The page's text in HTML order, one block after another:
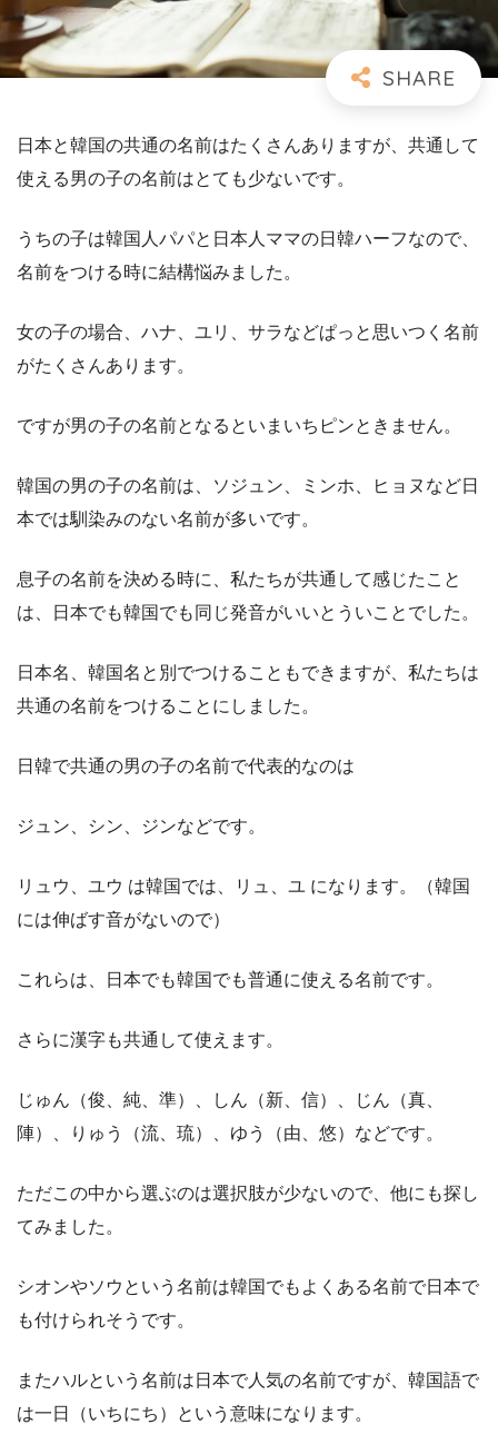
日本と韓国の共通の名前はたくさんありますが、共通して
使える男の子の名前はとても少ないです。
うちの子は韓国人パパと日本人ママの日韓ハーフなので、
名前をつける時に結構悩みました。
女の子の場合、ハナ、ユリ、サラなどぱっと思いつく名前
がたくさんあります。
ですが男の子の名前となるといまいちピンときません。
韓国の男の子の名前は、ソジュン、ミンホ、ヒョヌなど日
本では馴染みのない名前が多いです。
息子の名前を決める時に、私たちが共通して感じたこと
は、日本でも韓国でも同じ発音がいいとういことでした。
日本名、韓国名と別でつけることもできますが、私たちは
共通の名前をつけることにしました。
日韓で共通の男の子の名前で代表的なのは
ジュン、シン、ジンなどです。
リュウ、ユウ は韓国では、リュ、ユ になります。（韓国
には伸ばす音がないので）
これらは、日本でも韓国でも普通に使える名前です。
さらに漢字も共通して使えます。
じゅん（俊、純、準）、しん（新、信）、じん（真、
陣）、りゅう（流、琉）、ゆう（由、悠）などです。
ただこの中から選ぶのは選択肢が少ないので、他にも探し
てみました。
シオンやソウという名前は韓国でもよくある名前で日本で
も付けられそうです。
またハルという名前は日本で人気の名前ですが、韓国語で
は一日（いちにち）という意味になります。